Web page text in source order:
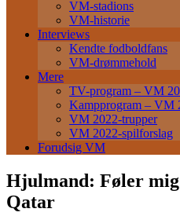
VM-stadions
VM-historie
Interviews
Kendte fodboldfans
VM-drømmehold
Mere
TV-program – VM
Kampprogram – VM
VM 2022-trupper
VM 2022-spilforslag
Forudsig VM
Hjulmand: Føler
Qatar